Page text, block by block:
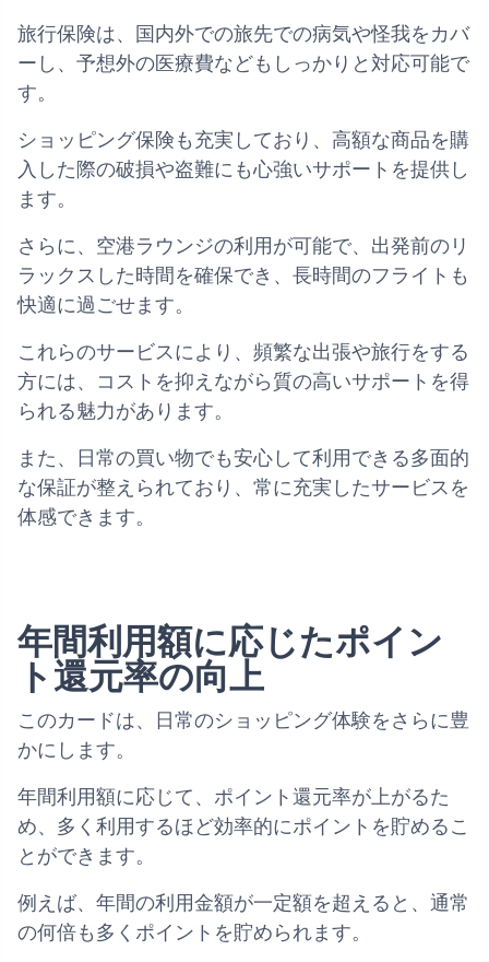
旅行保険は、国内外での旅先での病気や怪我をカバ
ーし、予想外の医療費などもしっかりと対応可能で
す。
ショッピング保険も充実しており、高額な商品を購
入した際の破損や盗難にも心強いサポートを提供し
ます。
さらに、空港ラウンジの利用が可能で、出発前のリ
ラックスした時間を確保でき、長時間のフライトも
快適に過ごせます。
これらのサービスにより、頻繁な出張や旅行をする
方には、コストを抑えながら質の高いサポートを得
られる魅力があります。
また、日常の買い物でも安心して利用できる多面的
な保証が整えられており、常に充実したサービスを
体感できます。
年間利用額に応じたポイン
ト還元率の向上
このカードは、日常のショッピング体験をさらに豊
かにします。
年間利用額に応じて、ポイント還元率が上がるた
め、多く利用するほど効率的にポイントを貯めるこ
とができます。
例えば、年間の利用金額が一定額を超えると、通常
の何倍も多くポイントを貯められます。